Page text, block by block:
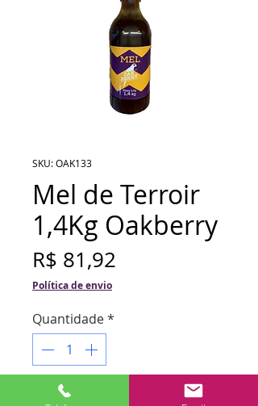
SKU: OAK133
Mel de Terroir
1,4Kg Oakberry
R$ 81,92
Política de envio
Quantidade*
Adicionar ao carrinho